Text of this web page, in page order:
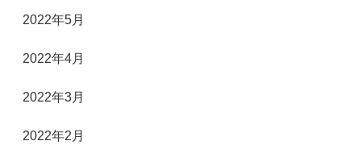
2022年5月
2022年4月
2022年3月
2022年2月